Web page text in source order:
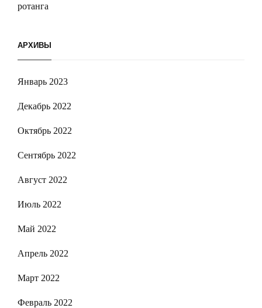
ротанга
АРХИВЫ
Январь 2023
Декабрь 2022
Октябрь 2022
Сентябрь 2022
Август 2022
Июль 2022
Май 2022
Апрель 2022
Март 2022
Февраль 2022